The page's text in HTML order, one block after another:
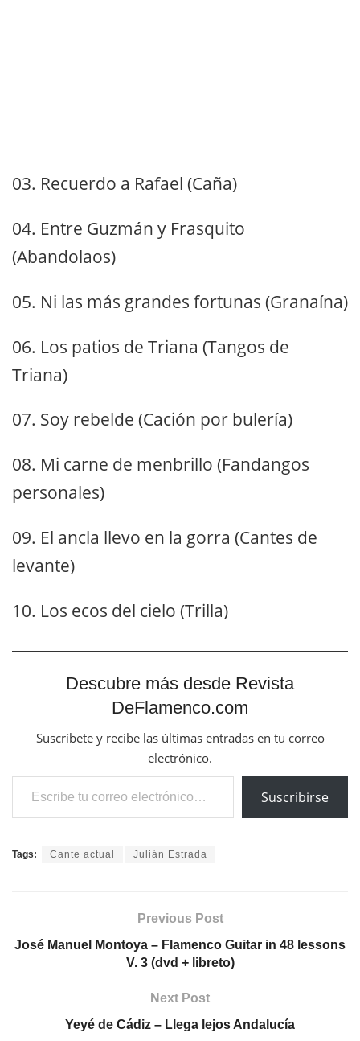
03. Recuerdo a Rafael (Caña)
04. Entre Guzmán y Frasquito
(Abandolaos)
05. Ni las más grandes fortunas (Granaína)
06. Los patios de Triana (Tangos de
Triana)
07. Soy rebelde (Cación por bulería)
08. Mi carne de menbrillo (Fandangos
personales)
09. El ancla llevo en la gorra (Cantes de
levante)
10. Los ecos del cielo (Trilla)
Descubre más desde Revista
DeFlamenco.com
Suscríbete y recibe las últimas entradas en tu correo
electrónico.
Escribe tu correo electrónico…
Suscribirse
Tags: Cante actual Julián Estrada
Previous Post
José Manuel Montoya – Flamenco Guitar in 48 lessons
V. 3 (dvd + libreto)
Next Post
Yeyé de Cádiz – Llega lejos Andalucía